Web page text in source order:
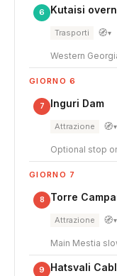
6 Kutaisi
Trasporti 🧭▾
Western
GIORNO 6
7 Inguri Dam
Attrazione 🧭▾
Optional stop
GIORNO 7
8 Torre
Attrazione 🧭▾
Main Mestia
9 Hatsvali